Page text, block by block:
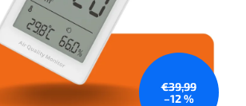
€39,99
–12 %